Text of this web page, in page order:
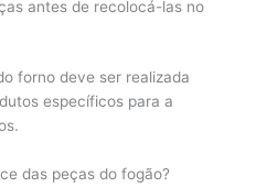
antes de recolocá-las no
forno deve ser realizada
específicos para a
das peças do fogão?